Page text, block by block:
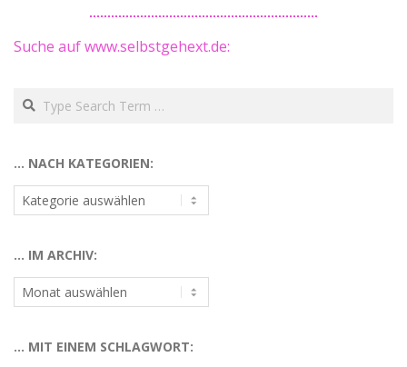
Suche auf www.selbstgehext.de:
Search
… NACH KATEGORIEN:
…
nach
… IM ARCHIV:
…
im
… MIT EINEM SCHLAGWORT: